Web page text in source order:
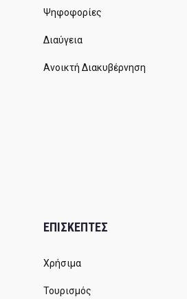
Ψηφοφορίες
Διαύγεια
Ανοικτή Διακυβέρνηση
ΕΠΙΣΚΕΠΤΕΣ
Χρήσιμα
Τουρισμός